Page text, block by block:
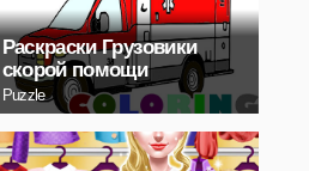
Раскраски Грузовики
скорой помощи
Puzzle